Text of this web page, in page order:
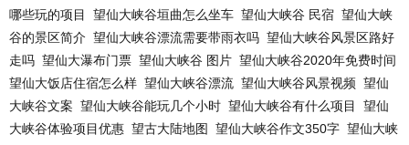
哪些玩的项目
望仙大峡谷垣曲怎么坐车 望仙大峡谷 民宿 望仙大峡
谷的景区简介 望仙大峡谷漂流需要带雨衣吗 望仙大峡谷风景区路好
走吗 望仙大瀑布门票 望仙大峡谷 图片 望仙大峡谷2020年免费时间
望仙大饭店住宿怎么样 望仙大峡谷漂流 望仙大峡谷风景视频 望仙
大峡谷文案 望仙大峡谷能玩几个小时 望仙大峡谷有什么项目
望仙
大峡谷体验项目优惠 望古大陆地图 望仙大峡谷作文350字 望仙大峡